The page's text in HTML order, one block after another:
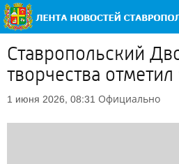
Ставропольский
творчества
1 июня 2026, 08:31 Официально